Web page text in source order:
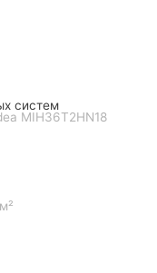
систем
MIH36T2HN18